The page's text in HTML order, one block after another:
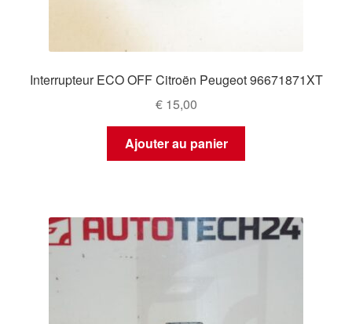
Interrupteur ECO OFF Citroën Peugeot 96671871XT
€15,00
Ajouter au panier